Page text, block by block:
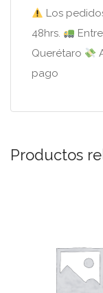
Los
48hrs.
Querétaro
pago
Productos